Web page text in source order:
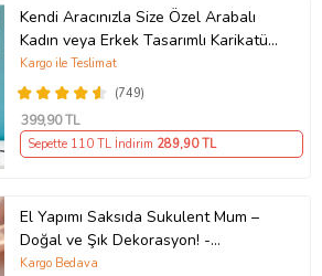
Kendi Aracınızla Size Özel Arabalı
Kadın veya Erkek Tasarımlı Karikatür
Biblo , Babalar Günü Hediyesi,
Erkeğe Hediye, Rent A Car Hediyesi
(749)
Kargo ile Teslimat
399,90 TL
Sepette 110 TL İndirim 289,90 TL
El Yapımı Saksıda Sukulent Mum –
Doğal ve Şık Dekorasyon! -
Hediyelik Mum (STD)
Kargo Bedava